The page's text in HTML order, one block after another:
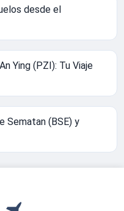
desde el
Ying (PZI): Tu Viaje
Sematan (BSE) y